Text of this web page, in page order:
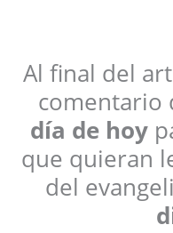
Al final del
comentario
día de hoy
que quieran
del